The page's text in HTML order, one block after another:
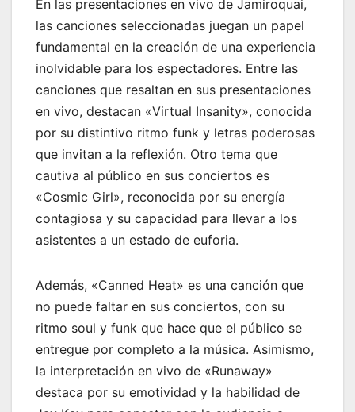
En las presentaciones en vivo de Jamiroquai,
las canciones seleccionadas juegan un papel
fundamental en la creación de una experiencia
inolvidable para los espectadores. Entre las
canciones que resaltan en sus presentaciones
en vivo, destacan «Virtual Insanity», conocida
por su distintivo ritmo funk y letras poderosas
que invitan a la reflexión. Otro tema que
cautiva al público en sus conciertos es
«Cosmic Girl», reconocida por su energía
contagiosa y su capacidad para llevar a los
asistentes a un estado de euforia.
Además, «Canned Heat» es una canción que
no puede faltar en sus conciertos, con su
ritmo soul y funk que hace que el público se
entregue por completo a la música. Asimismo,
la interpretación en vivo de «Runaway»
destaca por su emotividad y la habilidad de